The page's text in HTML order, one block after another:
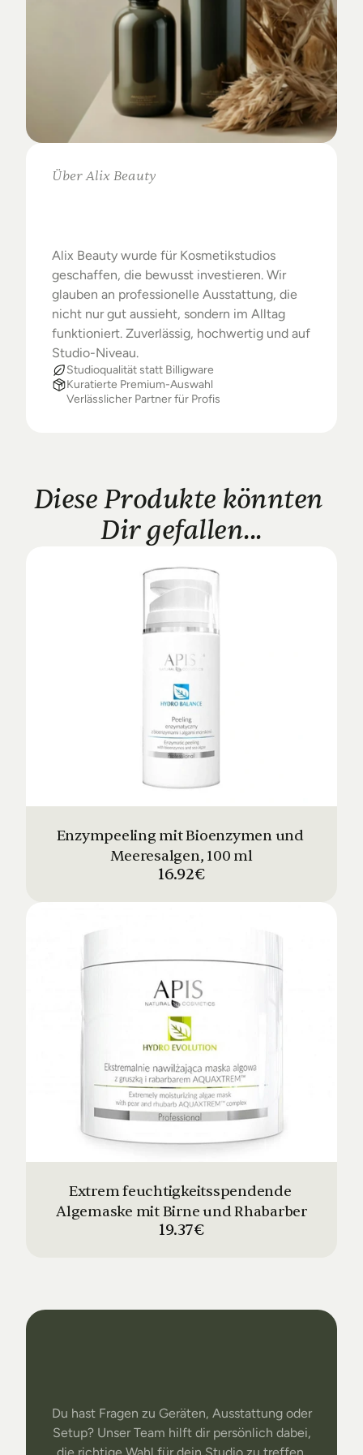
Über Alix Beauty
Alix Beauty wurde für Kosmetikstudios
geschaffen, die bewusst investieren. Wir
glauben an professionelle Ausstattung, die
nicht nur gut aussieht, sondern im Alltag
funktioniert. Zuverlässig, hochwertig und auf
Studio-Niveau.
Studioqualität statt Billigware
Kuratierte Premium-Auswahl
Verlässlicher Partner für Profis
Diese Produkte könnten
Dir gefallen...
Enzympeeling mit Bioenzymen und
Meeresalgen, 100 ml
16.92€
Extrem feuchtigkeitsspendende
Algemaske mit Birne und Rhabarber
19.37€
Du hast Fragen zu Geräten, Ausstattung oder
Setup? Unser Team hilft dir persönlich dabei,